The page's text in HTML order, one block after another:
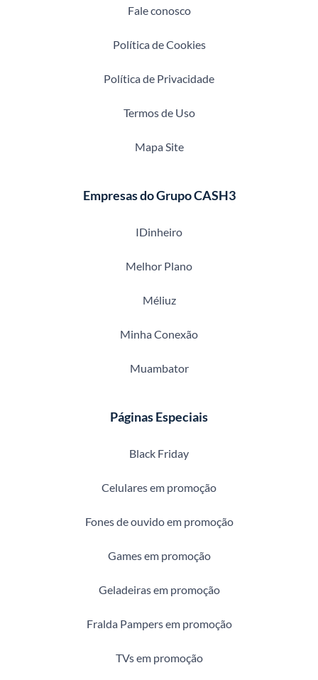
Fale conosco
Política de Cookies
Política de Privacidade
Termos de Uso
Mapa Site
Empresas do Grupo CASH3
IDinheiro
Melhor Plano
Méliuz
Minha Conexão
Muambator
Páginas Especiais
Black Friday
Celulares em promoção
Fones de ouvido em promoção
Games em promoção
Geladeiras em promoção
Fralda Pampers em promoção
TVs em promoção